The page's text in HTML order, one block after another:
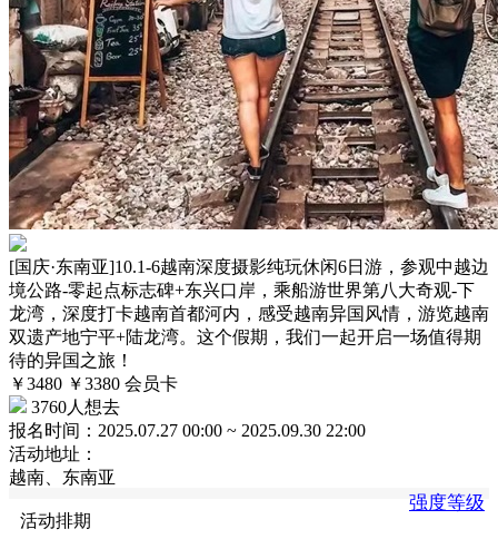
[国庆·东南亚]10.1-6越南深度摄影纯玩休闲6日游，参观中越边
境公路-零起点标志碑+东兴口岸，乘船游世界第八大奇观-下
龙湾，深度打卡越南首都河内，感受越南异国风情，游览越南
双遗产地宁平+陆龙湾。这个假期，我们一起开启一场值得期
待的异国之旅！
￥3480 ￥3380 会员卡
3760人想去
报名时间： 2025.07.27 00:00 ~ 2025.09.30 22:00
活动地址：
越南、东南亚
强度等级
活动排期